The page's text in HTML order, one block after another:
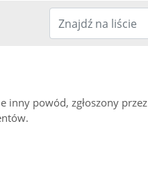
inny powód, zgłoszony przez